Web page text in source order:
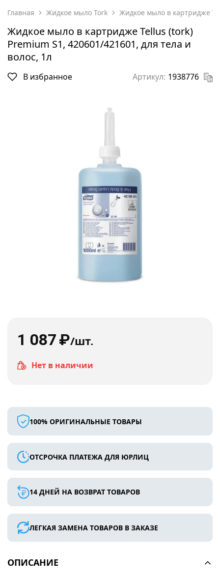
Главная Жидкое мыло Tork Жидкое мыло в картридже
Жидкое мыло в картридже Tellus (tork)
Premium S1, 420601/421601, для тела и
волос, 1л
В избранное Артикул: 1938776
1 087₽/шт.
Нет в наличии
100% ОРИГИНАЛЬНЫЕ ТОВАРЫ
ОТСРОЧКА ПЛАТЕЖА ДЛЯ ЮРЛИЦ
14 ДНЕЙ НА ВОЗВРАТ ТОВАРОВ
ЛЕГКАЯ ЗАМЕНА ТОВАРОВ В ЗАКАЗЕ
ОПИСАНИЕ